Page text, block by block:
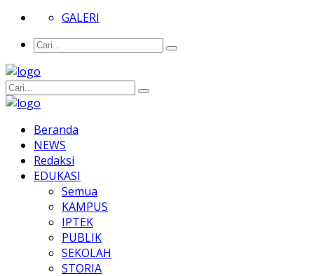
GALERI
Beranda
NEWS
Redaksi
EDUKASI
Semua
KAMPUS
IPTEK
PUBLIK
SEKOLAH
STORIA